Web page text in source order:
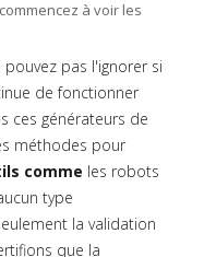
à voir les
pas l'ignorer si
de fonctionner
ces générateurs de
méthodes pour
comme les robots
type
la validation
que la